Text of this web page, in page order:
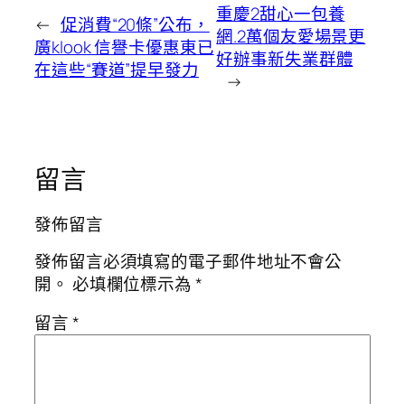
← 促消費“20條”公布，
廣klook 信譽卡優惠東已
在這些“賽道”提早發力
重慶2甜心一包養
網.2萬個友愛場景更
好辦事新失業群體
→
留言
發佈留言
發佈留言必須填寫的電子郵件地址不會公
開。 必填欄位標示為*
留言*